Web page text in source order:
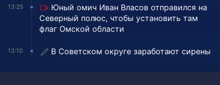
13:25
Юный омич Иван Власов отправился на
Северный полюс, чтобы установить там
флаг Омской области
13:10 В Советском округе заработают сирены